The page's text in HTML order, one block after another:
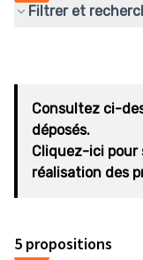
Filtrer et
Consultez ci-
déposés.
Cliquez-ici pour
réalisation des
5 propositions